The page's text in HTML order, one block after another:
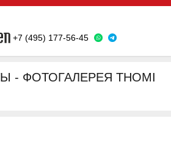
+7 (495) 177-56-45
- ФОТОГАЛЕРЕЯ THOMI